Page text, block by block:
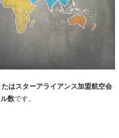
はスターアライアンス加盟航空会
数です。